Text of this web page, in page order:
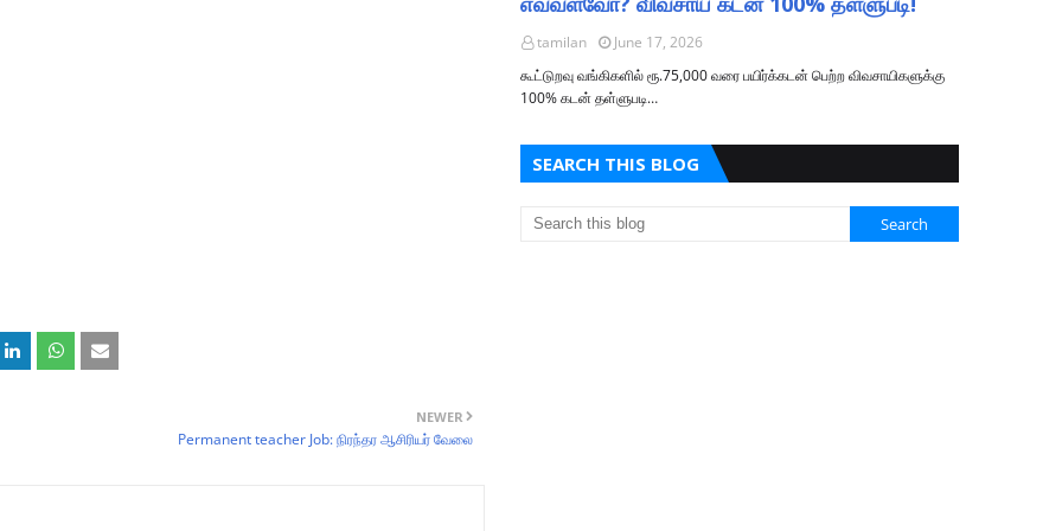
NEWER
Permanent teacher Job: நிரந்தர ஆசிரியர் வேலை
tamilan
June 17, 2026
கூட்டுறவு வங்கிகளில் ரூ.75,000 வரை பயிர்க்கடன் பெற்ற விவசாயிகளுக்கு
100% கடன் தள்ளுபடி…
SEARCH THIS BLOG